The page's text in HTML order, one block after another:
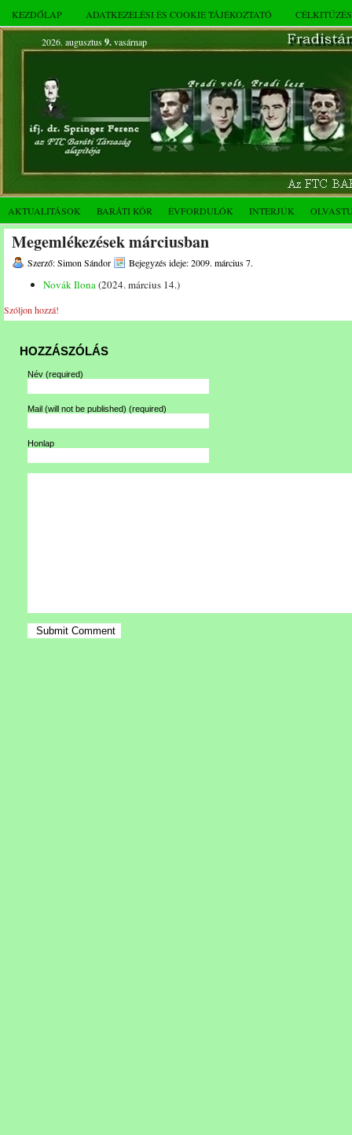
KEZDŐLAP ADATKEZELÉSI ÉS COOKIE TÁJÉKOZTATÓ
2026. augusztus 9.vasárnap
AKTUALITÁSOK BARÁTI KÖR ÉVFORDULÓK INTERJÚK
Megemlékezések márciusban
Szerző: Simon Sándor Bejegyzés ideje: 2009. március 7.
Novák Ilona(2024. március 14.)
Szóljon hozzá!
HOZZÁSZÓLÁS
Név (required)
Mail (will not be published) (required)
Honlap